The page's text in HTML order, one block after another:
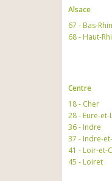
Alsace
67 - Bas-Rhin
68 - Haut-
Centre
18 - Cher
28 - Eure-
36 - Indre
37 - Indre-
41 - Loir-et-
45 - Loiret